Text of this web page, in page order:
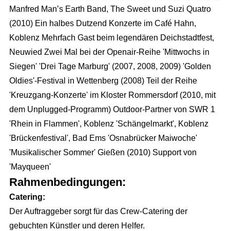
Locations
Eventausstattung
Technik
Catering
Dekoration
Personal
Roboter
Wir planen Ihr Event
Corporate Events
Exhibition Events
Incentives
Public Events
Hochzeit
Kinder Events
Weihnachtsfeier
DJ Booking
Marketing
Events & Marketing
Eventmarketing
Promotion
Videoproduktion
Public Relations
Advertising
Internetmarketing
Plakatwerbung
Referenzen
Über uns
Die Agentur
Wir über uns
Unser Team
Konzeption
Standorte
Kontakt / Anfrage
Richtungsweisend
Manfred Man’s Earth Band, The Sweet und Suzi Quatro
(2010) Ein halbes Dutzend Konzerte im Café Hahn,
Koblenz Mehrfach Gast beim legendären Deichstadtfest,
Neuwied Zwei Mal bei der Openair-Reihe 'Mittwochs in
Siegen' 'Drei Tage Marburg' (2007, 2008, 2009) 'Golden
Oldies'-Festival in Wettenberg (2008) Teil der Reihe
'Kreuzgang-Konzerte' im Kloster Rommersdorf (2010, mit
dem Unplugged-Programm) Outdoor-Partner von SWR 1
'Rhein in Flammen', Koblenz 'Schängelmarkt', Koblenz
'Brückenfestival', Bad Ems 'Osnabrücker Maiwoche'
'Musikalischer Sommer' Gießen (2010) Support von
'Mayqueen'
Rahmenbedingungen:
Catering:
Der Auftraggeber sorgt für das Crew-Catering der
gebuchten Künstler und deren Helfer.